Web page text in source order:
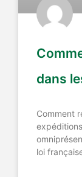
dans
Comment
loi